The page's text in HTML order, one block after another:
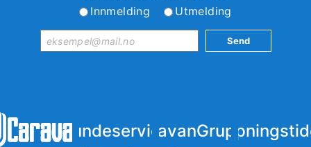
Innmelding
Utmelding
KundeserviceiCaravanGruppen